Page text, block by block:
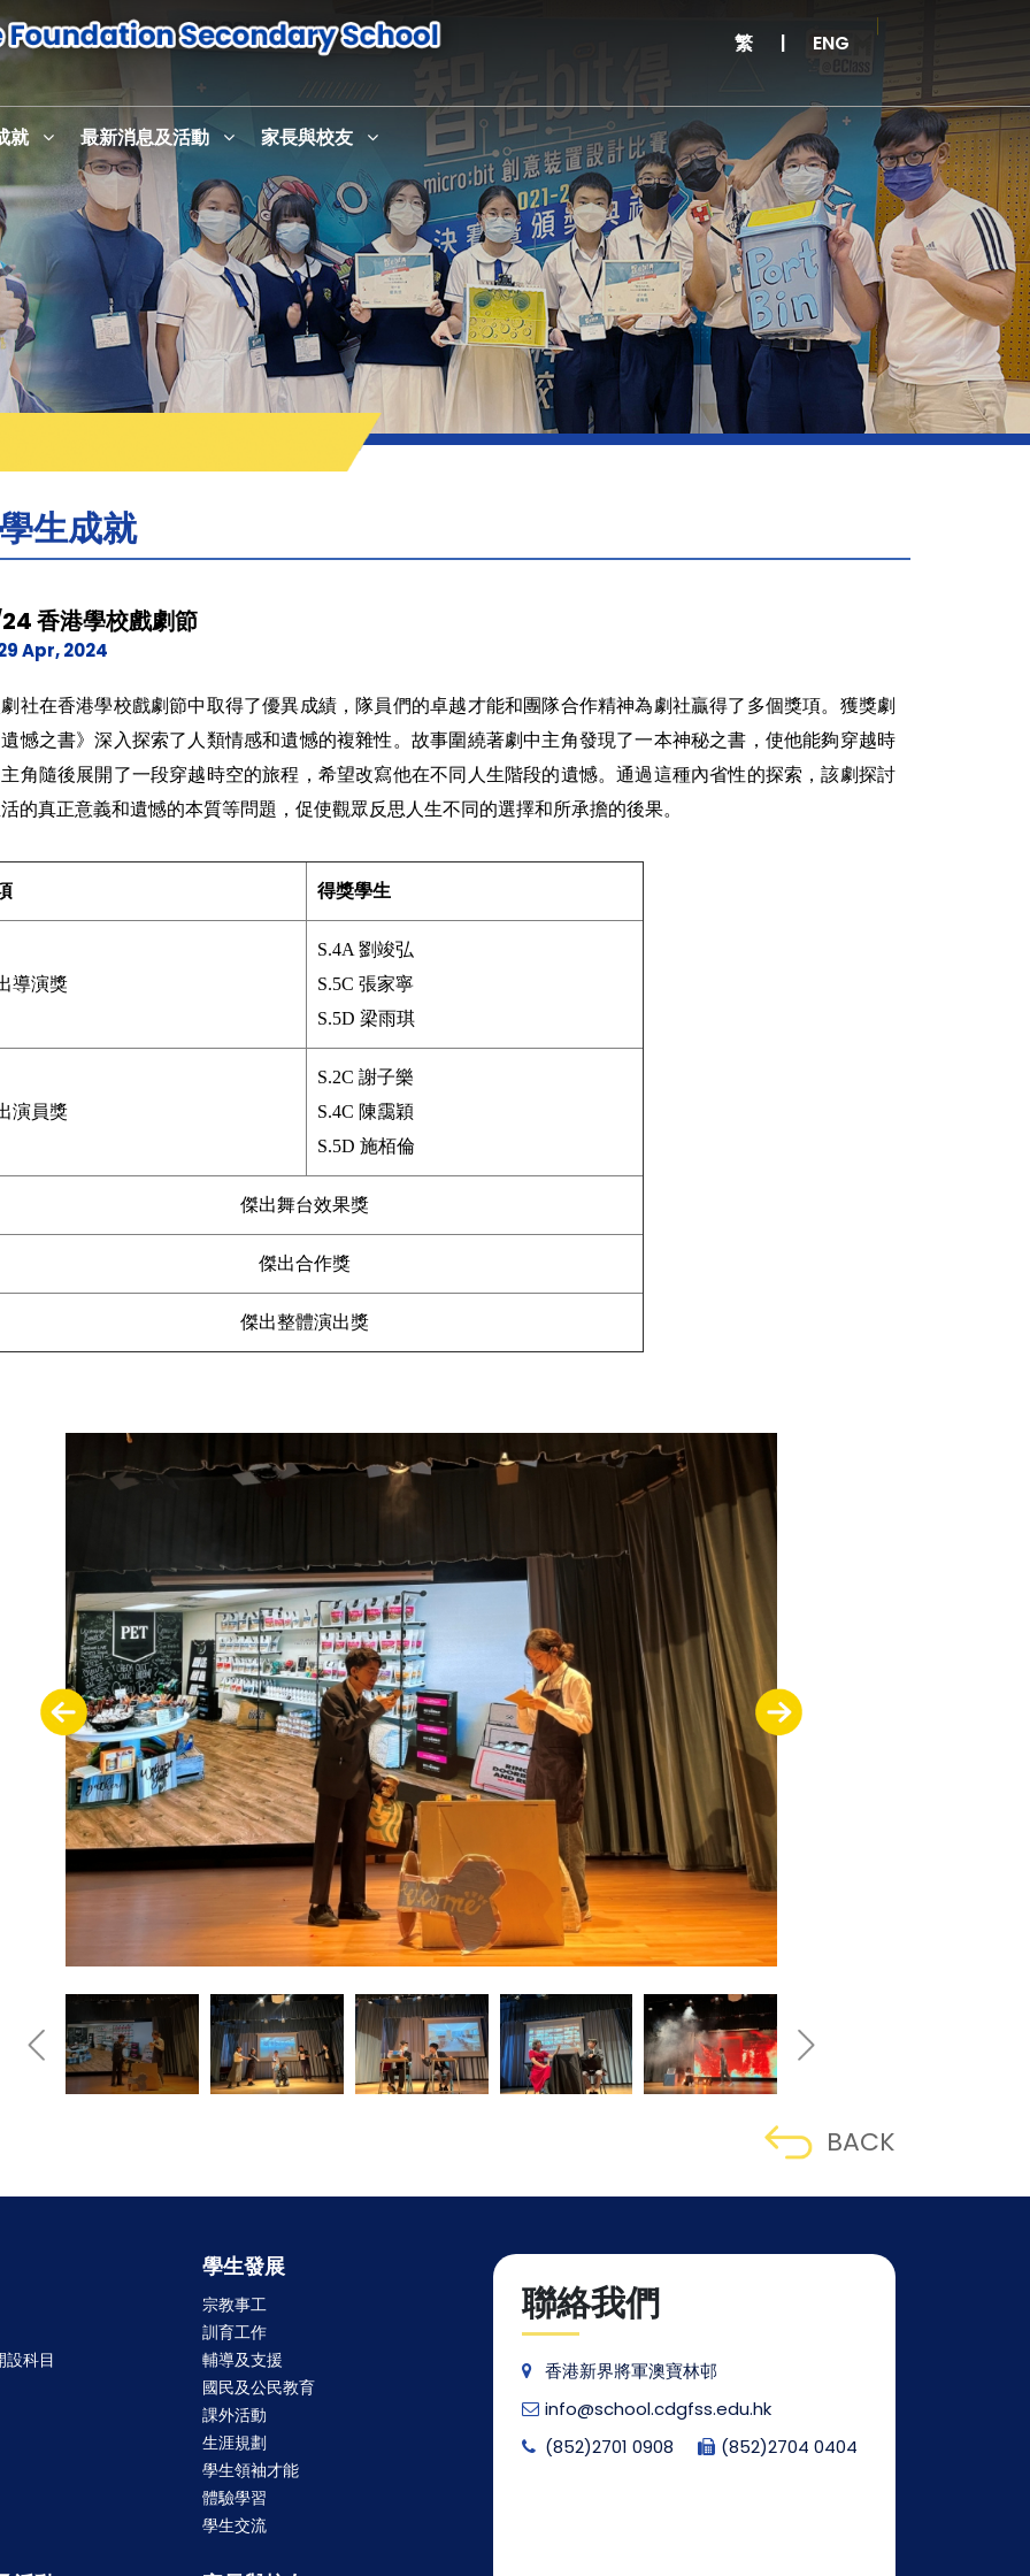
繁 | ENG
就 最新消息及活動 家長與校友
學生成就
香港學校戲劇節
Apr, 2024
社在香港學校戲劇節中取得了優異成績，隊員們的卓越才能和團隊合作精神為劇社贏得了多個獎項。獲獎劇
憾之書》深入探索了人類情感和遺憾的複雜性。故事圍繞著劇中主角發現了一本神秘之書，使他能夠穿越時
角隨後展開了一段穿越時空的旅程，希望改寫他在不同人生階段的遺憾。通過這種內省性的探索，該劇探討
的真正意義和遺憾的本質等問題，促使觀眾反思人生不同的選擇和所承擔的後果。
得獎學生
導演獎
S.4A 劉竣弘
S.5C 張家寧
S.5D 梁雨琪
演員獎
S.2C 謝子樂
S.4C 陳靄穎
S.5D 施栢倫
傑出舞台效果獎
傑出合作獎
傑出整體演出獎
BACK
設科目
學生發展
宗教事工
訓育工作
輔導及支援
國民及公民教育
課外活動
生涯規劃
學生領袖才能
體驗學習
學生交流
聯絡我們
香港新界將軍澳寶林邨
info@school.cdgfss.edu.hk
(852)2701 0908
(852)2704 0404